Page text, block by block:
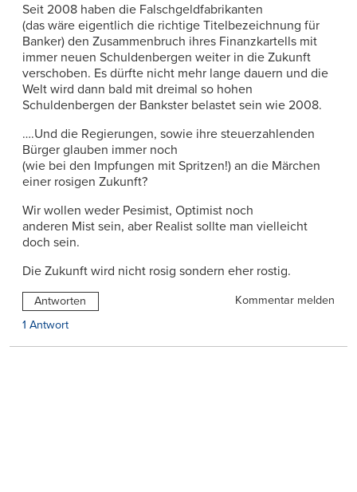
Seit 2008 haben die Falschgeldfabrikanten
(das wäre eigentlich die richtige Titelbezeichnung für
Banker) den Zusammenbruch ihres Finanzkartells mit
immer neuen Schuldenbergen weiter in die Zukunft
verschoben. Es dürfte nicht mehr lange dauern und die
Welt wird dann bald mit dreimal so hohen
Schuldenbergen der Bankster belastet sein wie 2008.
….Und die Regierungen, sowie ihre steuerzahlenden
Bürger glauben immer noch
(wie bei den Impfungen mit Spritzen!) an die Märchen
einer rosigen Zukunft?
Wir wollen weder Pesimist, Optimist noch
anderen Mist sein, aber Realist sollte man vielleicht
doch sein.
Die Zukunft wird nicht rosig sondern eher rostig.
Antworten
Kommentar melden
1 Antwort